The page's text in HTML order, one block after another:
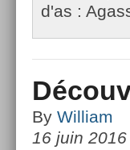
d'as :
By William
16 juin 2016